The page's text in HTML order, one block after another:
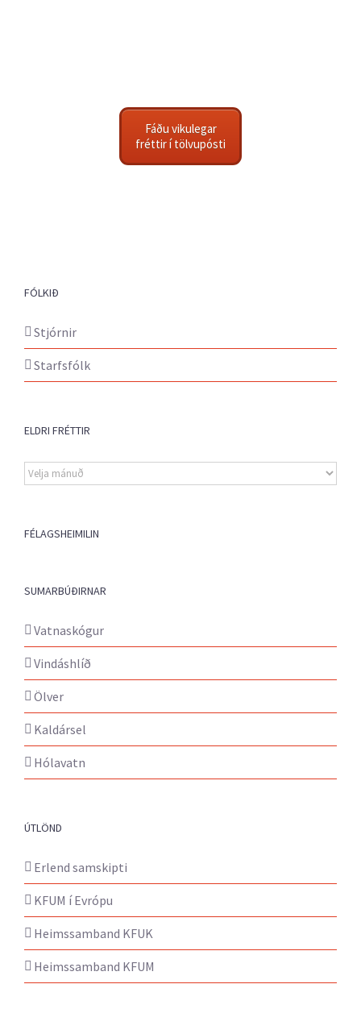
Fáðu vikulegar
fréttir í tölvupósti
FÓLKIÐ
Stjórnir
Starfsfólk
ELDRI FRÉTTIR
Eldri
fréttir
FÉLAGSHEIMILIN
SUMARBÚÐIRNAR
Vatnaskógur
Vindáshlíð
Ölver
Kaldársel
Hólavatn
ÚTLÖND
Erlend samskipti
KFUM í Evrópu
Heimssamband KFUK
Heimssamband KFUM